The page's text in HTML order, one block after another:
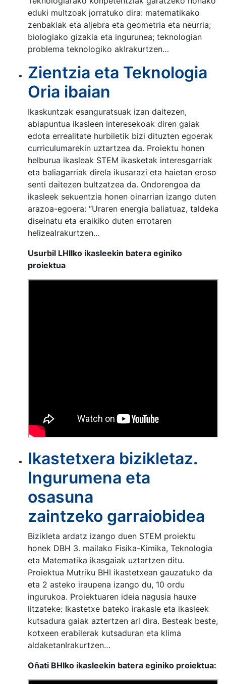
eduki multzoak jorratuko dira: matematikako
zenbakiak eta aljebra eta geometria eta neurria;
biologiako gizakia eta ingurunea; teknologian
problema teknologiko akIrakurtzen…
Zientzia eta Teknologia
Oria ibaian
Ikaskuntzak esanguratsuak izan daitezen,
abiapuntua ikasleen interesekoak diren gaiak
edota errealitate hurbiletik bizi dituzten egoerak
curriculumarekin uztartzea da. Proiektu honen
helburua ikasleak STEM ikasketak interesgarriak
eta baliagarriak direla ikusarazi eta haietan eroso
senti daitezen bultzatzea da. Ondorengoa da
ikasleek sekuentzia honen oinarrian izango duten
arazoa-egoera: “Uraren energia baliatuaz, taldeka
diseinatu eta eraikiko duten errotaren
helizeaIrakurtzen…
Usurbil LHIIko ikasleekin batera eginiko
proiektua
Ikastetxera bizikletaz.
Ingurumena eta
osasuna
zaintzeko garraiobidea
Bizikleta ardatz izango duen STEM proiektu
honek DBH 3. mailako Fisika-Kimika, Teknologia
eta Matematika ikasgaiak uztartzen ditu.
Proiektua Mutriku BHI ikastetxean gauzatuko da
eta 2 asteko iraupena izango du, 10 ordu
ingurukoa. Proiektuaren ideia nagusia hauxe
litzateke: Ikastetxe bateko irakasle eta ikasleek
kutsadura gaiak aztertzen ari dira. Besteak beste,
kotxeen erabilerak kutsaduran eta klima
aldaketanIrakurtzen…
Oñati BHIko ikasleekin batera eginiko proiektua: